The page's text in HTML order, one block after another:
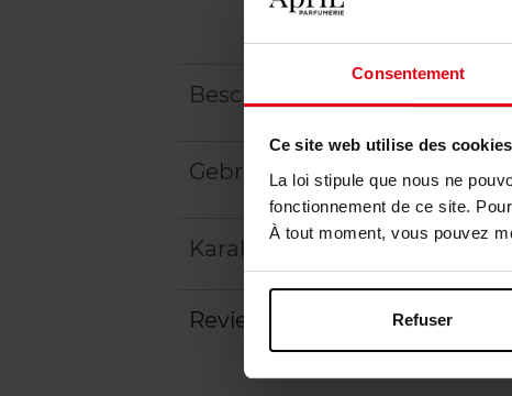
Consentement
Ce site web utilise des
La loi stipule que nous ne
fonctionnement de ce site.
À tout moment, vous pouvez
Refuser
Beschrijving
Gebruiksadvies
Karakteristieken
Review Beleid inzake